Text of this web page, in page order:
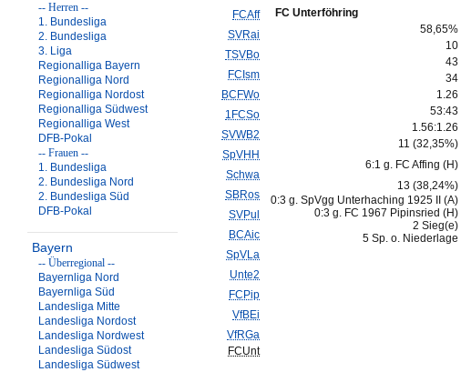
-- Herren --
1. Bundesliga
2. Bundesliga
3. Liga
Regionalliga Bayern
Regionalliga Nord
Regionalliga Nordost
Regionalliga Südwest
Regionalliga West
DFB-Pokal
-- Frauen --
1. Bundesliga
2. Bundesliga Nord
2. Bundesliga Süd
DFB-Pokal
Bayern
-- Überregional --
Bayernliga Nord
Bayernliga Süd
Landesliga Mitte
Landesliga Nordost
Landesliga Nordwest
Landesliga Südost
Landesliga Südwest
FCAff
SVRai
TSVBo
FCIsm
BCFWo
1FCSo
SVWB2
SpVHH
Schwa
SBRos
SVPul
BCAic
SpVLa
Unte2
FCPip
VfBEi
VfRGa
FCUnt
FC Unterföhring
58,65%
10
43
34
1.26
53:43
1.56:1.26
11 (32,35%)
6:1 g. FC Affing (H)
13 (38,24%)
0:3 g. SpVgg Unterhaching 1925 II (A)
0:3 g. FC 1967 Pipinsried (H)
2 Sieg(e)
5 Sp. o. Niederlage